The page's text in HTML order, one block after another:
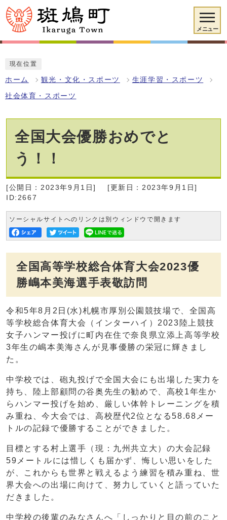
メニュー
現在位置
ホーム 観光・文化・スポーツ 生涯学習・スポーツ
社会体育・スポーツ
全国大会優勝おめでと
う！！
[公開日：2023年9月1日]
[更新日：2023年9月1日]
ID:2667
ソーシャルサイトへのリンクは別ウィンドウで開きます
全国高等学校総合体育大会2023優
勝嶋本美海選手表敬訪問
令和5年8月2日(水)札幌市厚別公園競技場で、全国高
等学校総合体育大会（インターハイ）2023陸上競技
女子ハンマー投げに町内在住で奈良県立添上高等学校
3年生の嶋本美海さんが見事優勝の栄冠に輝きまし
た。
中学校では、砲丸投げで全国大会にも出場した実力を
持ち、陸上部顧問の谷奥先生の勧めで、高校1年生か
らハンマー投げを始め、厳しい体幹トレーニングを積
み重ね、今大会では、高校歴代2位となる58.68メー
トルの記録で優勝することができました。
目標とする村上選手（現：九州共立大）の大会記録
59メートルには惜しくも届かず、悔しい思いをした
が、これからも世界と戦えるよう練習を積み重ね、世
界大会への出場に向けて、努力していくと語っていた
だきました。
中学校の後輩のみなさんへ「しっかりと目の前のこと